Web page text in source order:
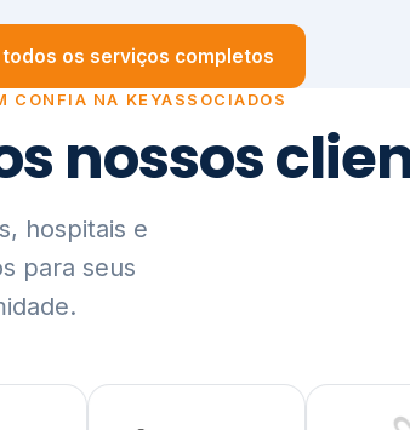
todos os serviços completos
CONFIA NA KEYASSOCIADOS
nossos
hospitais e
para seus